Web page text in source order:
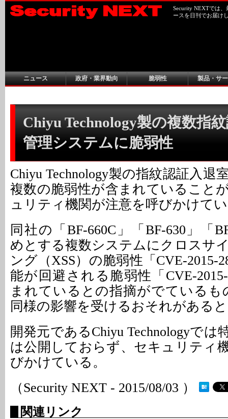
Security NEXTでは
ースを日刊でお届け
ニュース 政府・業界動向 脆弱性 製品・サ
Chiyu Technology製の複数指
管理システムに脆弱性
Chiyu Technology製の指紋認証入退
複数の脆弱性が含まれていること
ュリティ機関が注意を呼びかけて
同社の「BF-660C」「BF-630」「
めとする複数システムにクロスサ
ング（XSS）の脆弱性「CVE-2015-
能が回避される脆弱性「CVE-
まれているとの指摘がでているも
同様の影響を受けるおそれがある
開発元であるChiyu Technologyでは
は公開しておらず、セキュリティ
びかけている。
（Security NEXT - 2015/08/03 ）
関連リンク